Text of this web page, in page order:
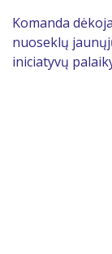
Komanda
nuoseklų
iniciatyvų